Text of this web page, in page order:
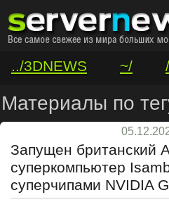
../3DNEWS ~/
/VAR/CONTACT
Материалы по
Запущен британский
суперкомпьютер
суперчипами NVIDIA